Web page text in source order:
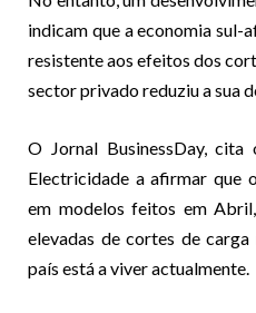
indicam que a economia sul-
resistente aos efeitos dos
sector privado reduziu a sua
O Jornal BusinessDay,
Electricidade a afirmar que
em modelos feitos em
elevadas de cortes de
país está a viver actualmente.